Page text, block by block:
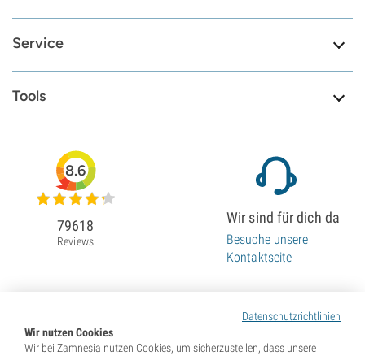
Service
Tools
Datenschutzrichtlinien
Wir nutzen Cookies
Wir bei Zamnesia nutzen Cookies, um sicherzustellen, dass unsere
8.6
79618
Reviews
Wir sind für dich da
Besuche unsere
Kontaktseite